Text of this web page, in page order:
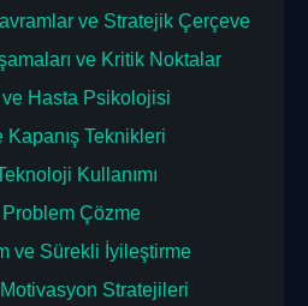
ve Stratejik Çerçeve
ve Kritik Noktalar
ve Hasta Psikolojisi
Kapanış Teknikleri
Kullanımı
Çözme
ve Sürekli İyileştirme
Stratejileri